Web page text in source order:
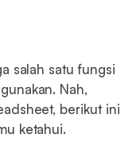
salah satu fungsi
Nah,
berikut ini
ketahui.